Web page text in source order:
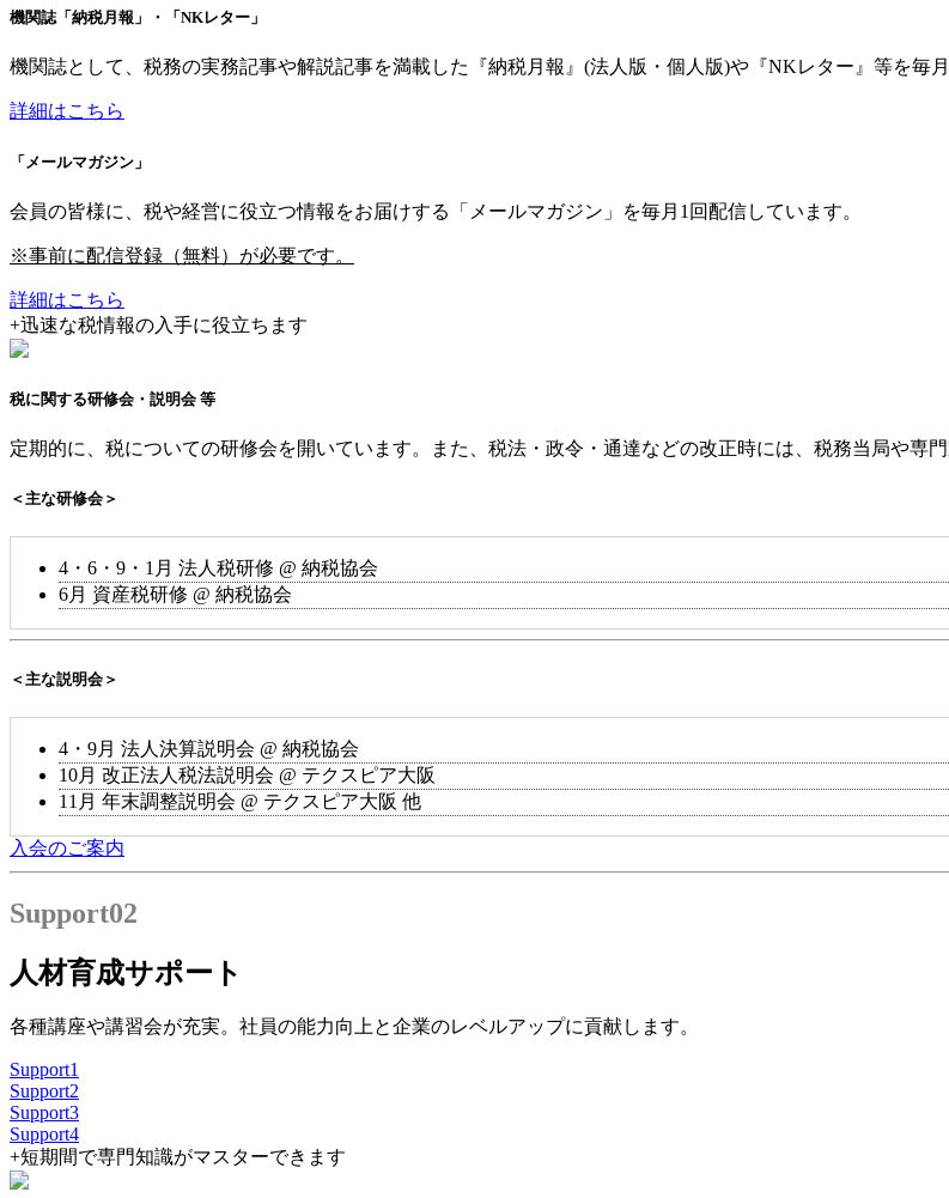
機関誌「納税月報」 ・「NKレター」
機関誌として、税務の実務記事や解説記事を満載した『納税月報』(法人版・個人版)や『NKレター』等を毎
詳細はこちら
「メールマガジン」
会員の皆様に、税や経営に役立つ情報をお届けする「メールマガジン」を毎月1回配信しています。
※事前に配信登録（無料）が必要です。
詳細はこちら
+迅速な税情報の入手に役立ちます
税に関する研修会・説明会 等
定期的に、税についての研修会を開いています。また、税法・政令・通達などの改正時には、税務当局や専
＜主な研修会＞
4・6・9・1月 法人税研修 @ 納税協会
6月 資産税研修 @ 納税協会
＜主な説明会＞
4・9月 法人決算説明会 @ 納税協会
10月 改正法人税法説明会 @ テクスピア大阪
11月 年末調整説明会 @ テクスピア大阪 他
入会のご案内
Support02
人材育成サポート
各種講座や講習会が充実。社員の能力向上と企業のレベルアップに貢献します。
Support1
Support2
Support3
Support4
+短期間で専門知識がマスターできます